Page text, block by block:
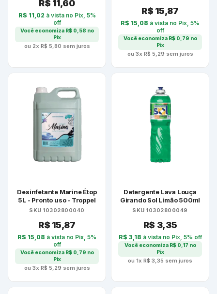
R$ 11,60
R$ 11,02 à vista no Pix, 5%
off
Você economiza R$0,58 no
Pix
ou 2x R$ 5,80 sem juros
R$ 15,87
R$ 15,08 à vista no Pix, 5%
off
Você economiza R$0,79 no
Pix
ou 3x R$ 5,29 sem juros
Desinfetante Marine Étop
5L - Pronto uso - Troppel
SKU 10302800040
R$ 15,87
R$ 15,08 à vista no Pix, 5%
off
Você economiza R$0,79 no
Pix
ou 3x R$ 5,29 sem juros
Detergente Lava Louça
Girando Sol Limão 500ml
SKU 10302800049
R$ 3,35
R$ 3,18 à vista no Pix, 5% off
Você economiza R$0,17 no
Pix
ou 1x R$ 3,35 sem juros